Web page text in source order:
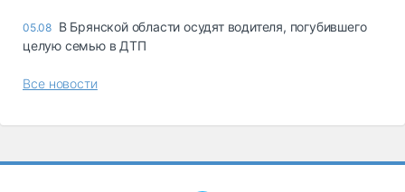
05.08 В Брянской области осудят водителя, погубившего
целую семью в ДТП
Все новости